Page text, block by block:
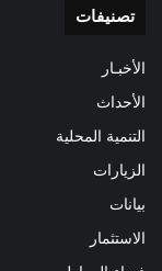
تصنيفات
الأخبـار
الأحداث
التنمية المحلية
الزيارات
بيانات
الاستثمار